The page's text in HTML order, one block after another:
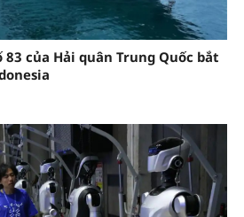
của Hải quân Trung Quốc bắt